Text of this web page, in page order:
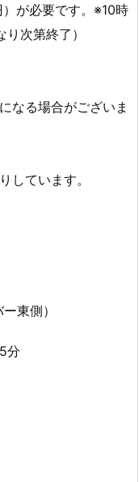
が必要です。※10時
次第終了）
なる場合がございま
しています。
東側）
分